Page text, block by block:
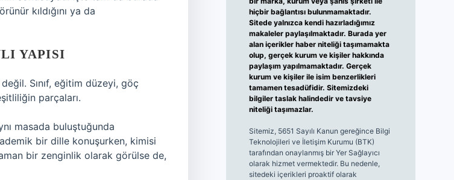
kıldığını ya da
YAPISI
Sınıf, eğitim düzeyi, göç
parçaları.
masada buluştuğunda
bir dille konuşurken, kimisi
bir zenginlik olarak görülse de,
hiçbir bağlantısı bulunmamaktadır.
Sitede yalnızca kendi hazırladığımız
makaleler paylaşılmaktadır. Burada yer
alan içerikler haber niteliği taşımamakta
olup, gerçek kurum ve kişiler hakkında
paylaşım yapılmamaktadır. Gerçek
kurum ve kişiler ile isim benzerlikleri
tamamen tesadüfidir. Sitemizdeki
bilgiler taslak halindedir ve tavsiye
niteliği taşımazlar.
Sitemiz, 5651 Sayılı Kanun gereğince Bilgi
Teknolojileri ve İletişim Kurumu (BTK)
tarafından onaylanmış bir Yer Sağlayıcı
olarak hizmet vermektedir. Bu nedenle,
sitedeki içerikleri proaktif olarak